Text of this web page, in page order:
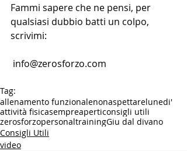
Fammi sapere che ne pensi, per
qualsiasi dubbio batti un colpo,
scrivimi:
info@zerosforzo.com
Tag:
allenamento funzionalenonaspettarelunedi'
attività fisicasempreaperticonsigli utili
zerosforzopersonaltrainingGiu dal divano
Consigli Utili
video